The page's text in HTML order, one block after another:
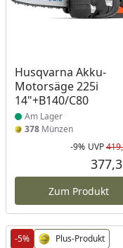
Husqvarna Akku-
Motorsäge 225i
14"+B140/C80
Produkt am Lager
Am Lager
378 Münzen
-9% UVP
Zum Produkt
-5% Plus-Produkt